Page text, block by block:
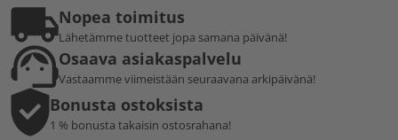
Nopea toimitus
Lähetämme tuotteet jopa samana päivänä!
Osaava asiakaspalvelu
Vastaamme viimeistään seuraavana arkipäivänä!
Bonusta ostoksista
1 % bonusta takaisin ostosrahana!